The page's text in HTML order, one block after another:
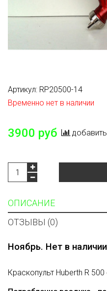
Артикул: RP20500-14
Временно нет в наличии
3900 руб
ОПИСАНИЕ
ОТЗЫВЫ (0)
Ноябрь. Нет в наличии
Краскопульт Huberth R